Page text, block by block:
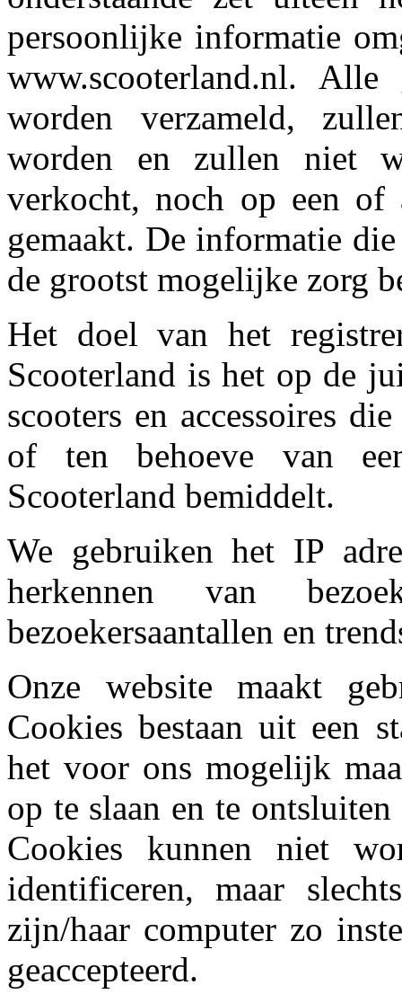
persoonlijke informatie
www.scooterland.nl. Alle
worden verzameld,
worden en zullen niet
verkocht, noch op een of
gemaakt. De informatie
de grootst mogelijke zorg
Het doel van het
Scooterland is het op de
scooters en accessoires
of ten behoeve van
Scooterland bemiddelt.
We gebruiken het IP
herkennen van
bezoekersaantallen en
Onze website maakt
Cookies bestaan uit een
het voor ons mogelijk
op te slaan en te
Cookies kunnen niet
identificeren, maar
zijn/haar computer zo
geaccepteerd.